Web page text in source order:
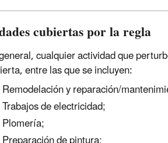
cubiertas por la regla
cualquier actividad que
entre las que se incluyen:
Remodelación y reparación/
Trabajos de electricidad;
Plomería;